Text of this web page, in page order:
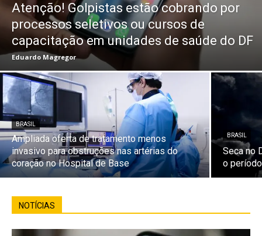
Atenção! Golpistas estão cobrando por
processos seletivos ou cursos de
capacitação em unidades de saúde do DF
Eduardo Magregor
BRASIL
Ampliada oferta de tratamento menos
invasivo para obstruções nas artérias do
coração no Hospital de Base
BRASIL
Seca no
o período
NOTÍCIAS